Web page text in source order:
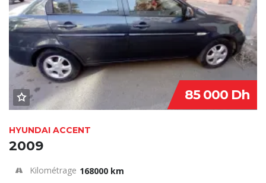
85 000 Dh
HYUNDAI ACCENT
2009
Kilométrage 168000 km